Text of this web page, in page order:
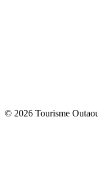
© 2026 Tourisme